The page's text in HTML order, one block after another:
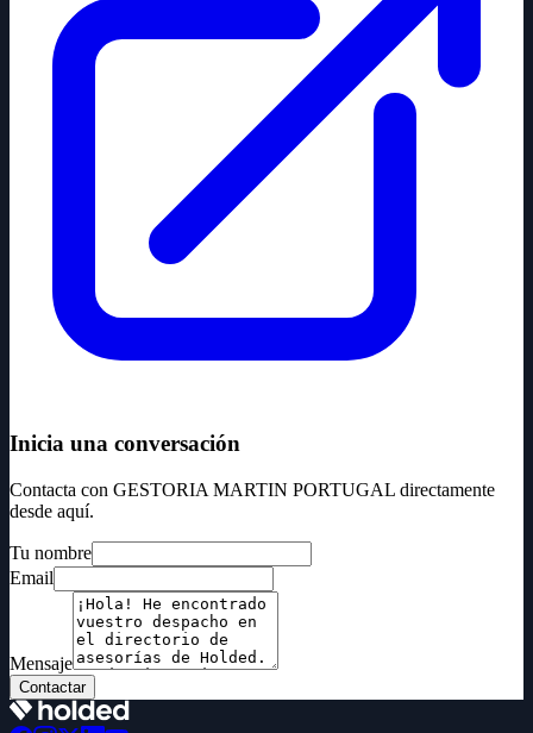
Inicia una conversación
Contacta con GESTORIA MARTIN PORTUGAL directamente
desde aquí.
Tu nombre
Email
Mensaje
Contactar